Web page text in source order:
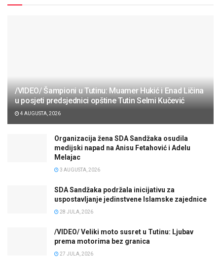
/VIDEO/ Šampioni u Tutinu: Muamer Hukić i Enad Ličina
u posjeti predsjednici opštine Tutin Selmi Kučević
4 AUGUSTA, 2026
Organizacija žena SDA Sandžaka osudila
medijski napad na Anisu Fetahović i Adelu
Melajac
3 AUGUSTA, 2026
SDA Sandžaka podržala inicijativu za
uspostavljanje jedinstvene Islamske zajednice
28 JULA, 2026
/VIDEO/ Veliki moto susret u Tutinu: Ljubav
prema motorima bez granica
27 JULA, 2026